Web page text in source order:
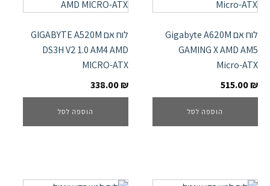
לוח אם Gigabyte A620M
GAMING X AMD AM5
Micro-ATX
515.00₪
הוספה לסל
לוח אם GIGABYTE A520M
DS3H V2 1.0 AM4 AMD
MICRO-ATX
338.00₪
הוספה לסל